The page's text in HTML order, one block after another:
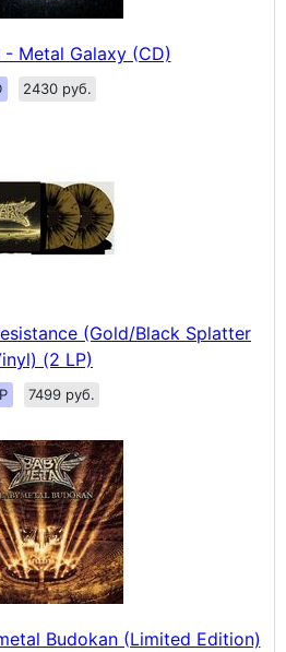
- Metal Galaxy (CD)
2430 руб.
(Gold/Black Splatter
(2 LP)
7499 руб.
Budokan (Limited Edition)